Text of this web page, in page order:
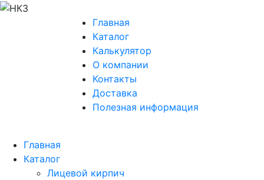
Главная
Каталог
Калькулятор
О компании
Контакты
Доставка
Полезная информация
Главная
Каталог
Лицевой кирпич